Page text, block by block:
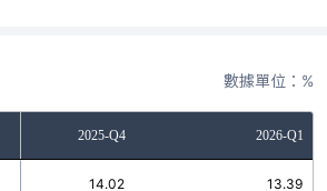
數據單位：%
2025-Q4 2026-Q1
14.02 13.39